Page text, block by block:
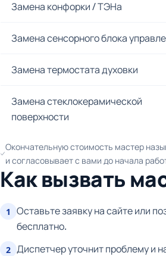
Замена конфорки / ТЭНа
Замена сенсорного блока
Замена термостата духовки
Замена стеклокерамической
поверхности
Окончательную стоимость мастер
и согласовывает с вами до начала
Как вызвать
1
Оставьте заявку на сайте или
бесплатно.
2 Диспетчер уточнит проблему и